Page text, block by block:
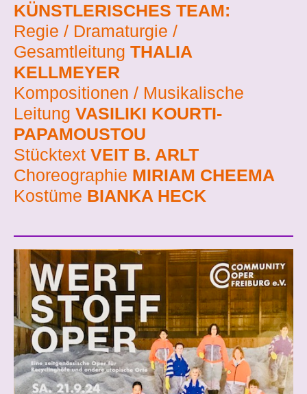
KÜNSTLERISCHES TEAM:
Regie / Dramaturgie /
Gesamtleitung THALIA
KELLMEYER
Kompositionen / Musikalische
Leitung VASILIKI KOURTI-
PAPAMOUSTOU
Stücktext VEIT B. ARLT
Choreographie MIRIAM CHEEMA
Kostüme BIANKA HECK